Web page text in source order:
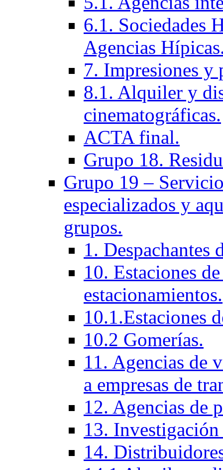
6.1. Sociedades
Agencias
7. Impresiones
8.1. Alquiler y
cinematográficas.
ACTA final.
Grupo 18.
Grupo 19 –
especializados y
grupos.
1. Despachantes
10. Estaciones
estacionamientos.
10.1.Estaciones
10.2 Gomerías.
11. Agencias de
a empresas de
12. Agencias de
13.
14.